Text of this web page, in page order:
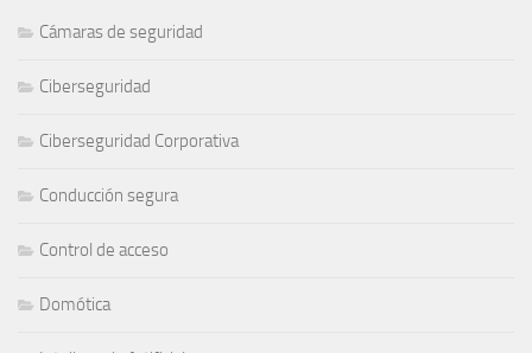
Cámaras de seguridad
Ciberseguridad
Ciberseguridad Corporativa
Conducción segura
Control de acceso
Domótica